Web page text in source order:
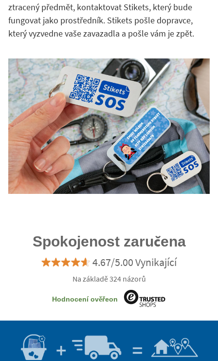
ztracený předmět, kontaktovat Stikets, který bude
fungovat jako prostředník. Stikets pošle dopravce,
který vyzvedne vaše zavazadla a pošle vám je zpět.
Spokojenost zaručena
4.67/5.00 Vynikající
Na základě 324 názorů
Hodnocení ověřeon